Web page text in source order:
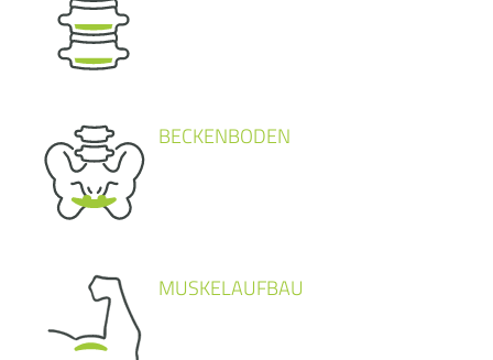
BECKENBODEN
MUSKELAUFBAU